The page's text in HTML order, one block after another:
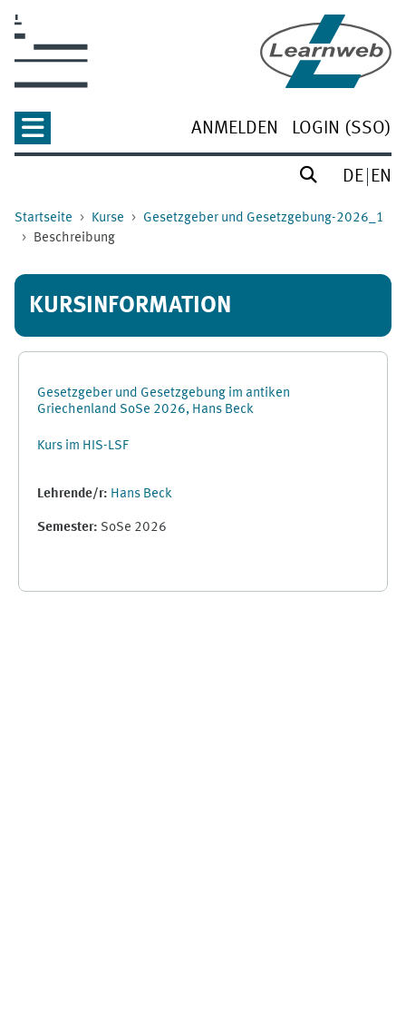
ANMELDEN LOGIN (SSO)
DE EN
Startseite Kurse
Gesetzgeber und Gesetzgebung-2026_1
Beschreibung
KURSINFORMATION
Gesetzgeber und Gesetzgebung im antiken
Griechenland SoSe 2026, Hans Beck
Kurs im HIS-LSF
Lehrende/r: Hans Beck
Semester: SoSe 2026